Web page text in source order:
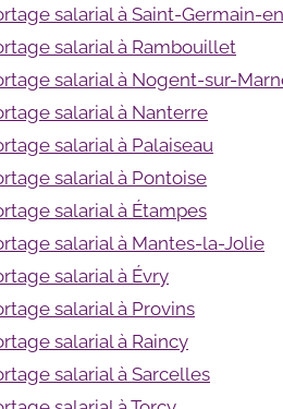
salarial à Saint-Germain-
salarial à Rambouillet
salarial à Nogent-sur-
salarial à Nanterre
salarial à Palaiseau
salarial à Pontoise
salarial à Étampes
salarial à Mantes-la-Jolie
salarial à Évry
salarial à Provins
salarial à Raincy
salarial à Sarcelles